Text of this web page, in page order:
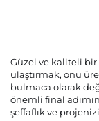
Bize Ulaşın
Güzel ve kaliteli bir
ulaştırmak, onu
bulmaca olarak
önemli final
şeffaflık ve